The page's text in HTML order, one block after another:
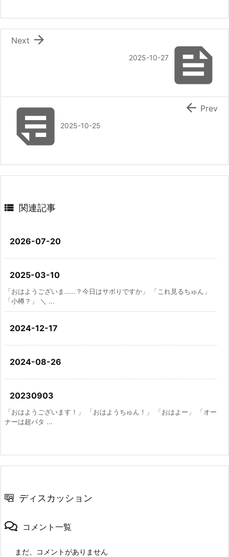

2025-10-27

Next
2025-10-25
 Prev
 関連記事
2026-07-20
2025-03-10
「おはようございま……？今日はサボりですか」 「これ見るちゅん」
「小樽？」 ＼ ...
2024-12-17
2024-08-26
20230903
「おはようございます！」 「おはようちゅん！」 「おはよー」 「オー
ナーは超バタ ...
ディスカッション
コメント一覧
まだ、コメントがありません